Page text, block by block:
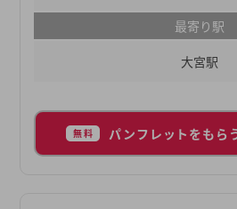
最寄り駅
大宮駅
無料 パンフレットをもら